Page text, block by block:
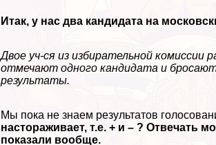
Итак, у нас два кандидата на
Двое уч-ся из избирательной
отмечают одного кандидата и
результаты.
Мы пока не знаем результатов
настораживает, т.е. + и – ? Отвечать
показали вообще.